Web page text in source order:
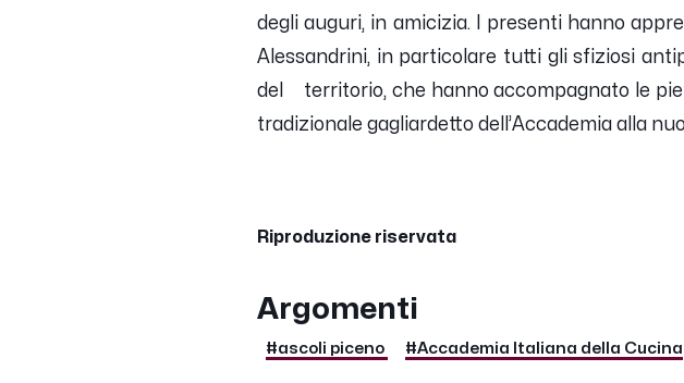
degli auguri, in amicizia.
I presenti hanno
Alessandrini, in particolare tutti gli sfiziosi
del territorio, che hanno accompagnato le
tradizionale gagliardetto dell’Accademia alla
Riproduzione riservata
Argomenti
#ascoli piceno #Accademia Italiana della Cucina